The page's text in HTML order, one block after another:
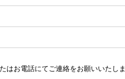
はお電話にてご連絡をお願いいたしま